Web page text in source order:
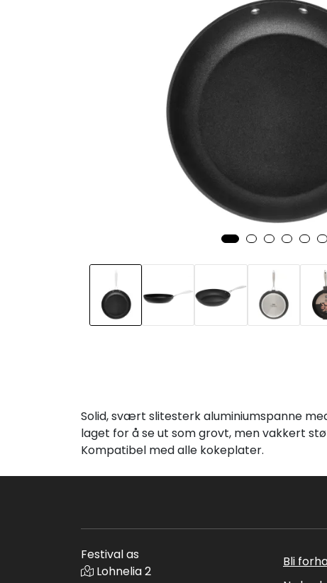
Solid, svært slitesterk aluminiumspanne
laget for å se ut som grovt, men vakkert
Kompatibel med alle kokeplater.
Festival as
Lohnelia 2
Bli